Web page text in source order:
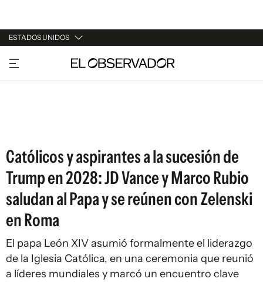
ESTADOS UNIDOS
URUGUAY
ARGENTINA
Católicos y aspirantes a la sucesión de
Trump en 2028: JD Vance y Marco Rubio
saludan al Papa y se reúnen con Zelenski
en Roma
El papa León XIV asumió formalmente el liderazgo
de la Iglesia Católica, en una ceremonia que reunió
a líderes mundiales y marcó un encuentro clave